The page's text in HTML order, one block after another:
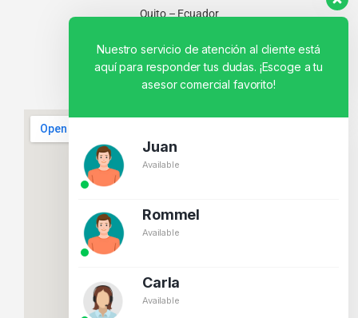
Quito – Ecuador
Nuestro servicio de atención al cliente está
aquí para responder tus dudas. ¡Escoge a tu
asesor comercial favorito!
Juan
Available
Rommel
Available
Carla
Available